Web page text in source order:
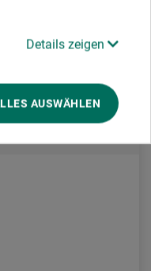
Details zeigen
AUSWÄHLEN